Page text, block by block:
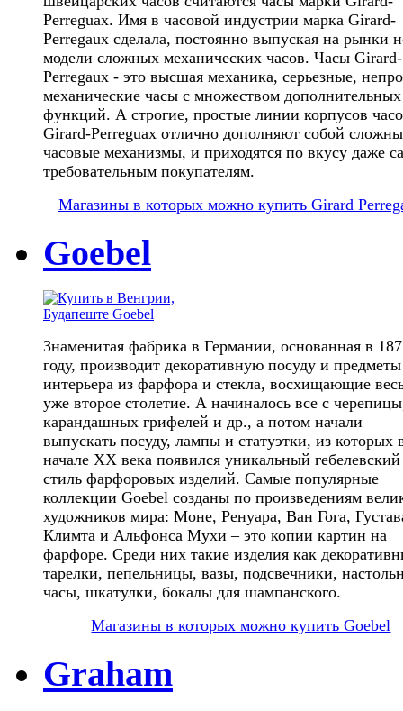
Perreguax. Имя в часовой индустрии марка Girard-
Perregaux сделала, постоянно выпуская на рынки
модели сложных механических часов. Часы Girard-
Perregaux - это высшая механика, серьезные,
механические часы с множеством дополнительных
функций. А строгие, простые линии корпусов
Girard-Perreguax отлично дополняют собой
часовые механизмы, и приходятся по вкусу даже
требовательным покупателям.
Магазины в которых можно купить Girard
Goebel
Знаменитая фабрика в Германии, основанная в
году, производит декоративную посуду и предметы
интерьера из фарфора и стекла, восхищающие
уже второе столетие. А начиналось все с
карандашных грифелей и др., а потом начали
выпускать посуду, лампы и статуэтки, из которых
начале ХХ века появился уникальный гебелевский
стиль фарфоровых изделий. Самые популярные
коллекции Goebel созданы по произведениям
художников мира: Моне, Ренуара, Ван Гога,
Климта и Альфонса Мухи – это копии картин на
фарфоре. Среди них такие изделия как
тарелки, пепельницы, вазы, подсвечники,
часы, шкатулки, бокалы для шампанского.
Магазины в которых можно купить Goebel
Graham